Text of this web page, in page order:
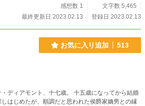
感想数 1
文字数 5,465
最終更新日 2023.02.13
登録日 2023.02.13
お気に入り追加 513
・ディアモント、十七歳。 十五歳になってから結婚
しはじめたが、順調だと思われた侯爵家嫡男との縁